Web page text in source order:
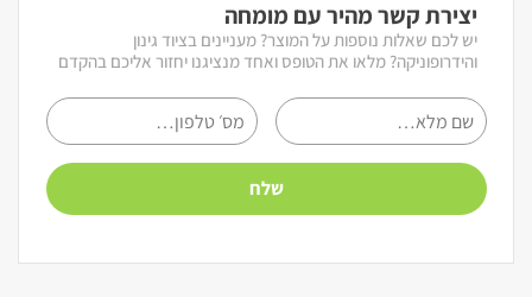
יצירת קשר מהיר עם מומחה
יש לכם שאלות נוספות על המוצר? מעניינים בציוד גינון
והידרופוניקה? מלאו את הטופס ואחד מנציגנו יחזור אליכם בהקדם